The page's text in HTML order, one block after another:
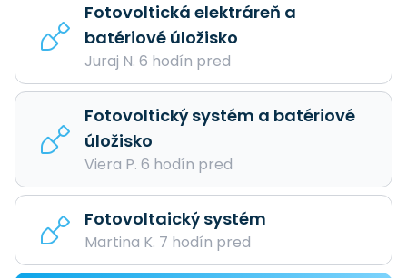
Fotovoltická elektráreň a
batériové úložisko
Juraj N. 6 hodín pred
Fotovoltický systém a batériové
úložisko
Viera P. 6 hodín pred
Fotovoltaický systém
Martina K. 7 hodín pred